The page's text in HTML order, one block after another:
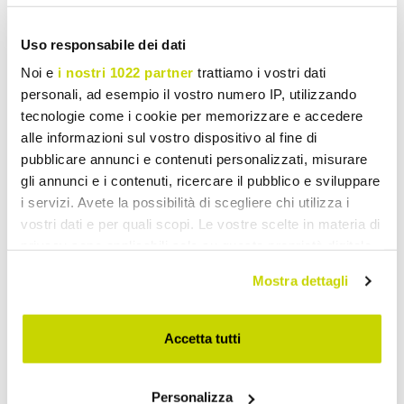
Uso responsabile dei dati
Noi e i nostri 1022 partner trattiamo i vostri dati
personali, ad esempio il vostro numero IP, utilizzando
tecnologie come i cookie per memorizzare e accedere
alle informazioni sul vostro dispositivo al fine di
pubblicare annunci e contenuti personalizzati, misurare
gli annunci e i contenuti, ricercare il pubblico e sviluppare
i servizi. Avete la possibilità di scegliere chi utilizza i
vostri dati e per quali scopi. Le vostre scelte in materia di
modificare o revocare il proprio consenso in qualsiasi
momento dalla Dichiarazione sui cookie o facendo clic
sull'icona di attivazione della privacy.
raccogliere informazioni sulla tua posizione
Mostra dettagli
Accetta tutti
Personalizza
Take advantage of it now!